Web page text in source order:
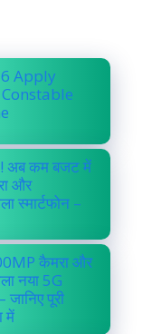
Apply
अब कम बजट में
और
स्मार्टफोन –
कैमरा और
नया 5G
जानिए पूरी
में